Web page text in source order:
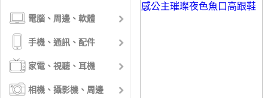
電腦、周邊、軟體
手機、通訊、配件
家電、視聽、耳機
相機、攝影機、周邊